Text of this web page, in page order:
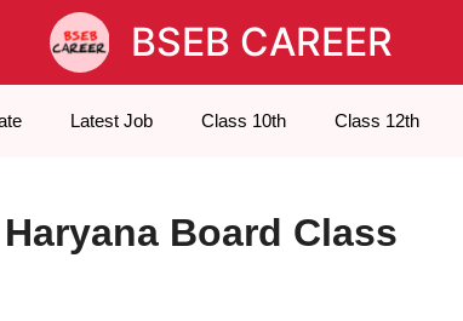
BSEB CAREER
Latest Job Class 10th Class 12th
Board Class